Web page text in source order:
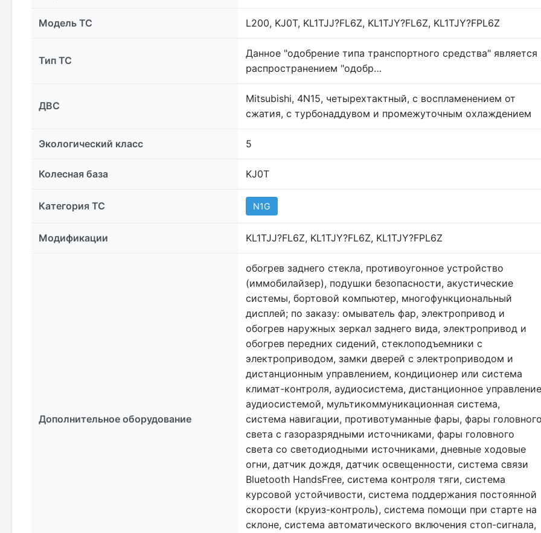
Модель ТС L200, KJ0T, KL1TJJ?FL6Z, KL1TJY?FL6Z, KL1TJY?FPL6Z
Тип ТС
Данное "одобрение типа транспортного средства" является
распространением "одобр…
ДВС
Mitsubishi, 4N15, четырехтактный, с воспламенением от
сжатия, с турбонаддувом и промежуточным охлаждением
Экологический класс 5
Колесная база KJ0T
Категория ТС N1G
Модификации KL1TJJ?FL6Z, KL1TJY?FL6Z, KL1TJY?FPL6Z
Дополнительное оборудование
обогрев заднего стекла, противоугонное устройство
(иммобилайзер), подушки безопасности, акустические
системы, бортовой компьютер, многофункциональный
дисплей; по заказу: омыватель фар, электропривод и
обогрев наружных зеркал заднего вида, электропривод и
обогрев передних сидений, стеклоподъемники с
электроприводом, замки дверей с электроприводом и
дистанционным управлением, кондиционер или система
климат-контроля, аудиосистема, дистанционное управление
аудиосистемой, мультикоммуникационная система,
система навигации, противотуманные фары, фары
света с газоразрядными источниками, фары головного
света со светодиодными источниками, дневные ходовые
огни, датчик дождя, датчик освещенности, система связи
Bluetooth HandsFree, система контроля тяги, система
курсовой устойчивости, система поддержания постоянной
скорости (круиз-контроль), система помощи при старте на
склоне, система автоматического включения стоп-сигнала,